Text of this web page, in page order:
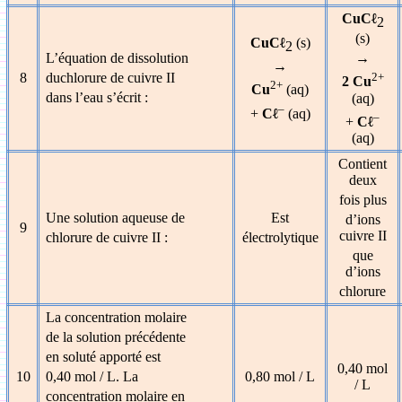
8
L’équation de dissolution
duchlorure de cuivre II
dans l’eau s’écrit :
CuCℓ2 (s)
→
Cu2+ (aq)
+ Cℓ–(aq)
CuCℓ2
(s)
→
2 Cu2+
(aq)
+ Cℓ–
(aq)
9
Une solution aqueuse de
chlorure de cuivre II :
Est
électrolytique
Contient
deux
fois plus
d’ions
cuivre II
que
d’ions
chlorure
10
La concentration molaire
de la solution précédente
en soluté apporté est
0,40 mol / L. La
concentration molaire en
0,80 mol / L
0,40 mol
/ L